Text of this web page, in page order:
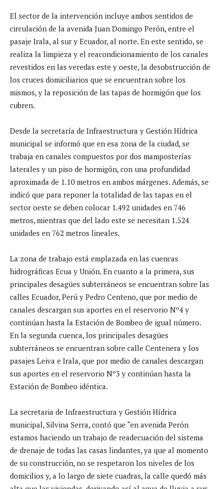
El sector de la intervención incluye ambos sentidos de
circulación de la avenida Juan Domingo Perón, entre el
pasaje Irala, al sur y Ecuador, al norte. En este sentido, se
realiza la limpieza y el reacondicionamiento de los canales
revestidos en las veredas este y oeste, la desobstrucción de
los cruces domiciliarios que se encuentran sobre los
mismos, y la reposición de las tapas de hormigón que los
cubren.
Desde la secretaría de Infraestructura y Gestión Hídrica
municipal se informó que en esa zona de la ciudad, se
trabaja en canales compuestos por dos mamposterías
laterales y un piso de hormigón, con una profundidad
aproximada de 1.10 metros en ambos márgenes. Además, se
indicó que para reponer la totalidad de las tapas en el
sector oeste se deben colocar 1.492 unidades en 746
metros, mientras que del lado este se necesitan 1.524
unidades en 762 metros lineales.
La zona de trabajo está emplazada en las cuencas
hidrográficas Ecua y Unión. En cuanto a la primera, sus
principales desagües subterráneos se encuentran sobre las
calles Ecuador, Perú y Pedro Centeno, que por medio de
canales descargan sus aportes en el reservorio Nº4 y
continúan hasta la Estación de Bombeo de igual número.
En la segunda cuenca, los principales desagües
subterráneos se encuentran sobre calle Centenera y los
pasajes Leiva e Irala, que por medio de canales descargan
sus aportes en el reservorio Nº3 y continúan hasta la
Estación de Bombeo idéntica.
La secretaria de Infraestructura y Gestión Hídrica
municipal, Silvina Serra, contó que “en avenida Perón
estamos haciendo un trabajo de readecuación del sistema
de drenaje de todas las casas lindantes, ya que al momento
de su construcción, no se respetaron los niveles de los
domicilios y, a lo largo de siete cuadras, la calle quedó más